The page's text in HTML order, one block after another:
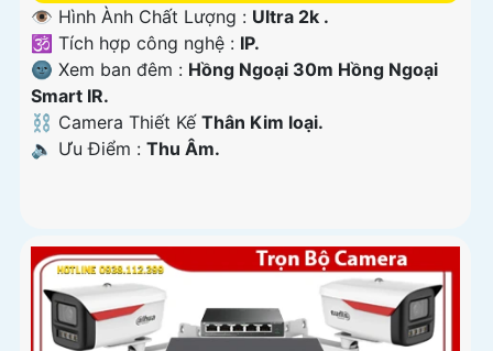
👁 Hình Ành Chất Lượng : Ultra 2k .
🕉️ Tích hợp công nghệ : IP.
🌚 Xem ban đêm : Hồng Ngoại 30m Hồng Ngoại
Smart IR.
⛓ Camera Thiết Kế Thân Kim loại.
️🔈 Ưu Điểm : Thu Âm.